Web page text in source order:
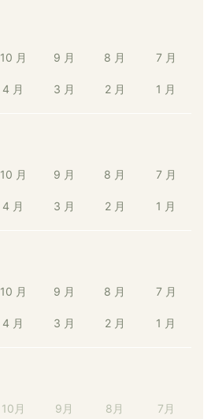
10 月 9 月 8 月 7 月
4 月 3 月 2 月 1 月
10 月 9 月 8 月 7 月
4 月 3 月 2 月 1 月
10 月 9 月 8 月 7 月
4 月 3 月 2 月 1 月
10月 9月 8月 7月